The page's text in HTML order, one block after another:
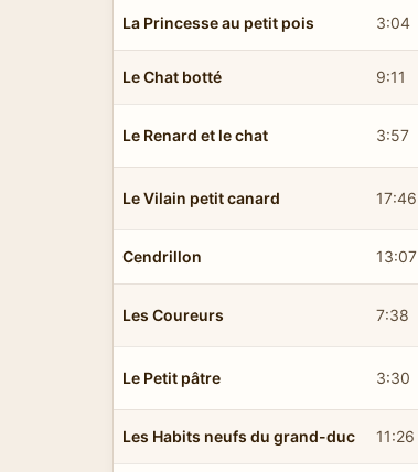
La Princesse au petit pois 3:04
Le Chat botté 9:11
Le Renard et le chat 3:57
Le Vilain petit canard 17:46
Cendrillon 13:07
Les Coureurs 7:38
Le Petit pâtre 3:30
Les Habits neufs du grand-duc 11:26